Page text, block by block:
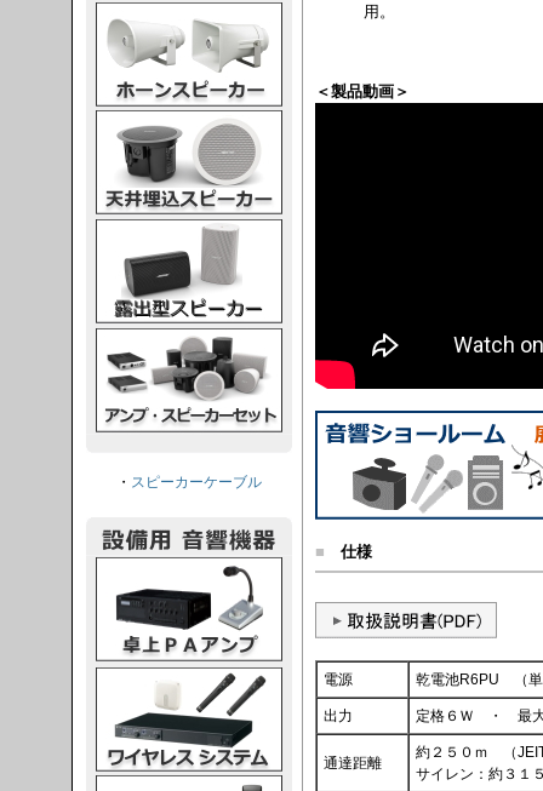
用。
＜製品動画＞
■ 仕様
電源 乾電池R6PU （単
出力 定格６Ｗ ・ 最
通達距離
約２５０ｍ （
サイレン：約３１
・ スピーカーケーブル